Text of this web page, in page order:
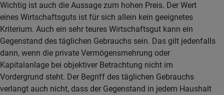
Wichtig ist auch die Aussage zum hohen Preis. Der Wert
eines Wirtschaftsguts ist für sich allein kein geeignetes
Kriterium. Auch ein sehr teures Wirtschaftsgut kann ein
Gegenstand des täglichen Gebrauchs sein. Das gilt jedenfalls
dann, wenn die private Vermögensmehrung oder
Kapitalanlage bei objektiver Betrachtung nicht im
Vordergrund steht. Der Begriff des täglichen Gebrauchs
verlangt auch nicht, dass der Gegenstand in jedem Haushalt